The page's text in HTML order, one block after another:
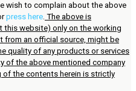
wish to complain about the above
press here. The above is
website) only on the working
from an official source, might be
quality of any products or services
of the above mentioned company
the contents herein is strictly